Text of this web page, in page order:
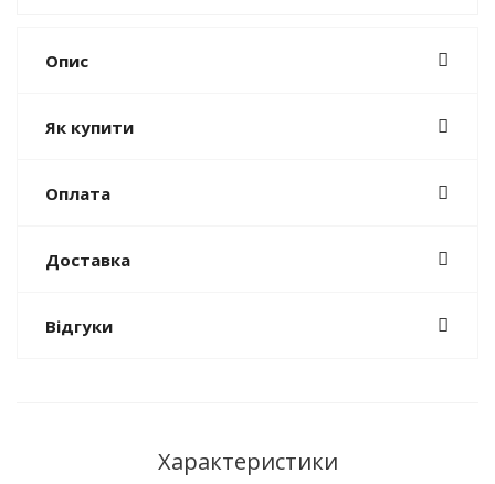
Опис
Як купити
Оплата
Доставка
Відгуки
Характеристики